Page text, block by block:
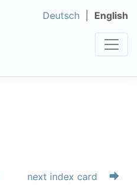
Deutsch English
next index card